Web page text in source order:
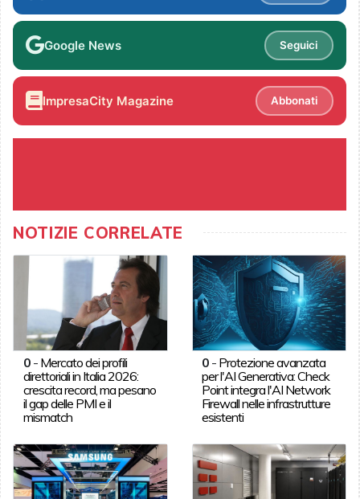
Google News Seguici
ImpresaCity Magazine Abbonati
NOTIZIE CORRELATE
0- Mercato dei profili
direttoriali in Italia 2026:
crescita record, ma pesano
il gap delle PMI e il
mismatch
0 - Protezione avanzata
per l'AI Generativa: Check
Point integra l'AI Network
Firewall nelle infrastrutture
esistenti